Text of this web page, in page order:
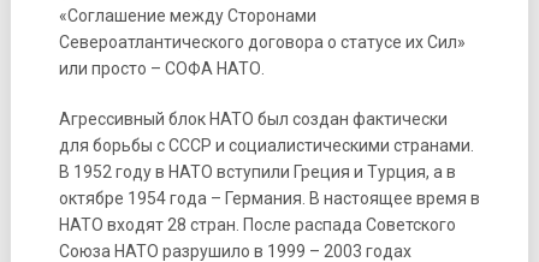
«Соглашение между Сторонами
Североатлантического договора о статусе их Сил»
или просто – СОФА НАТО.
Агрессивный блок НАТО был создан фактически
для борьбы с СССР и социалистическими странами.
В 1952 году в НАТО вступили Греция и Турция, а в
октябре 1954 года – Германия. В настоящее время в
НАТО входят 28 стран. После распада Советского
Союза НАТО разрушило в 1999 – 2003 годах